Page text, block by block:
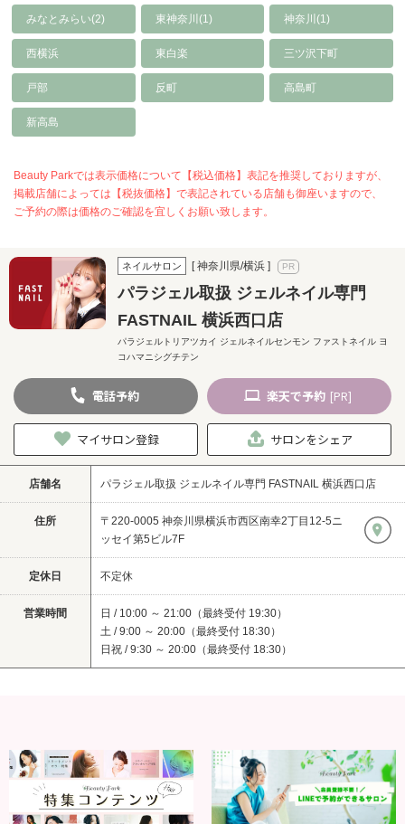
みなとみらい(2) 東神奈川(1) 神奈川(1)
西横浜 東白楽 三ツ沢下町
戸部 反町 高島町
新高島
Beauty Parkでは表示価格について【税込価格】表記を推奨しておりますが、
掲載店舗によっては【税抜価格】で表記されている店舗も御座いますので、
ご予約の際は価格のご確認を宜しくお願い致します。
ネイルサロン [ 神奈川県/横浜 ]
パラジェル取扱 ジェルネイル専門
FASTNAIL 横浜西口店
パラジェルトリアツカイ ジェルネイルセンモン ファストネイル ヨ
コハマニシグチテン
電話予約 楽天で予約 [PR]
マイサロン登録 サロンをシェア
店舗名 パラジェル取扱 ジェルネイル専門 FASTNAIL 横浜西口店
住所
〒220-0005 神奈川県横浜市西区南幸2丁目12-5ニ
ッセイ第5ビル7F
定休日 不定休
営業時間
日 / 10:00 ～ 21:00（最終受付 19:30）
土 / 9:00 ～ 20:00（最終受付 18:30）
日祝 / 9:30 ～ 20:00（最終受付 18:30）